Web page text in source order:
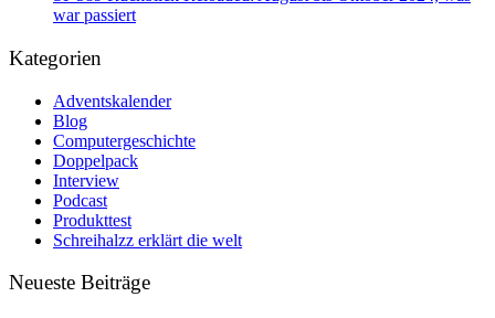
war passiert
Kategorien
Adventskalender
Blog
Computergeschichte
Doppelpack
Interview
Podcast
Produkttest
Schreihalzz erklärt die welt
Neueste Beiträge